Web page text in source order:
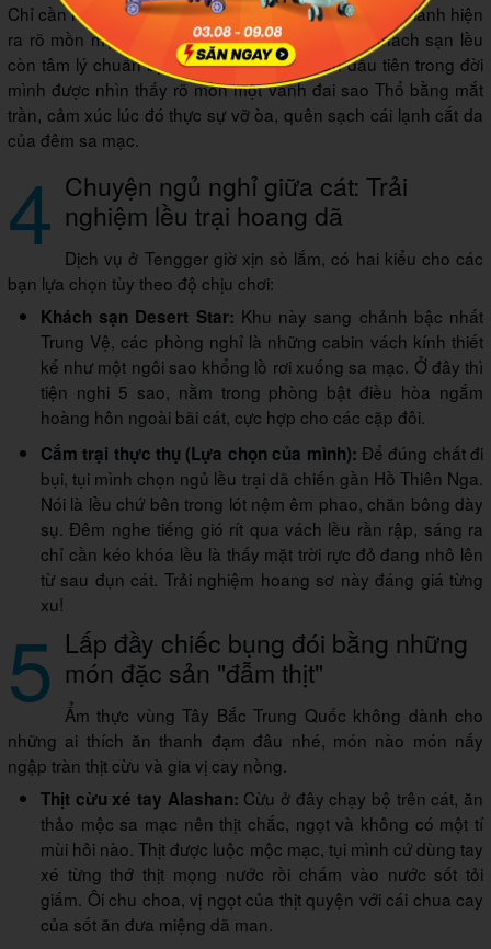
Chỉ cần ngửa đầu lên là dải Ngân hà (Milky Way) lấp lánh hiện
ra rõ mồn một như một dải lụa sao bạt ngàn. Khách sạn lều
còn tâm lý chuẩn bị sẵn kính thiên văn, lần đầu tiên trong đời
mình được nhìn thấy rõ mồn một vành đai sao Thổ bằng mắt
trần, cảm xúc lúc đó thực sự vỡ òa, quên sạch cái lạnh cắt da
của đêm sa mạc.
4 Chuyện ngủ nghỉ giữa cát: Trải
nghiệm lều trại hoang dã
Dịch vụ ở Tengger giờ xịn sò lắm, có hai kiểu cho các
bạn lựa chọn tùy theo độ chịu chơi:
Khách sạn Desert Star: Khu này sang chảnh bậc nhất
Trung Vệ, các phòng nghỉ là những cabin vách kính thiết
kế như một ngôi sao khổng lồ rơi xuống sa mạc. Ở đây thì
tiện nghi 5 sao, nằm trong phòng bật điều hòa ngắm
hoàng hôn ngoài bãi cát, cực hợp cho các cặp đôi.
Cắm trại thực thụ (Lựa chọn của mình): Để đúng chất đi
bụi, tụi mình chọn ngủ lều trại dã chiến gần Hồ Thiên Nga.
Nói là lều chứ bên trong lót nệm êm phao, chăn bông dày
sụ. Đêm nghe tiếng gió rít qua vách lều rần rập, sáng ra
chỉ cần kéo khóa lều là thấy mặt trời rực đỏ đang nhô lên
từ sau đụn cát. Trải nghiệm hoang sơ này đáng giá từng
xu!
5 Lấp đầy chiếc bụng đói bằng những
món đặc sản "đẫm thịt"
Ẩm thực vùng Tây Bắc Trung Quốc không dành cho
những ai thích ăn thanh đạm đâu nhé, món nào món nấy
ngập tràn thịt cừu và gia vị cay nồng.
Thịt cừu xé tay Alashan: Cừu ở đây chạy bộ trên cát, ăn
thảo mộc sa mạc nên thịt chắc, ngọt và không có một tí
mùi hôi nào. Thịt được luộc mộc mạc, tụi mình cứ dùng tay
xé từng thớ thịt mọng nước rồi chấm vào nước sốt tỏi
giấm. Ôi chu choa, vị ngọt của thịt quyện với cái chua cay
của sốt ăn đưa miệng dã man.